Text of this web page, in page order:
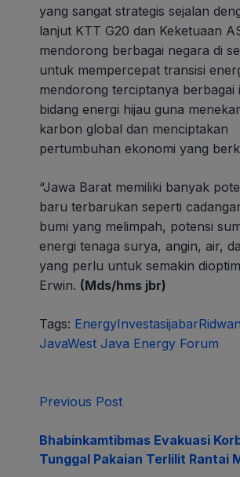
yang sangat strategis sejalan
lanjut KTT G20 dan Keketuaan
mendorong berbagai negara di
untuk mempercepat transisi
mendorong terciptanya berbagai
bidang energi hijau guna
karbon global dan menciptakan
pertumbuhan ekonomi yang
“Jawa Barat memiliki banyak
baru terbarukan seperti
bumi yang melimpah, potensi
energi tenaga surya, angin, air,
yang perlu untuk semakin
Erwin. (Mds/hms jbr)
Tags: EnergyInvestasijabar
JavaWest Java Energy Forum
Previous Post
Bhabinkamtibmas Evakuasi
Tunggal Pakaian Terlilit Rantai